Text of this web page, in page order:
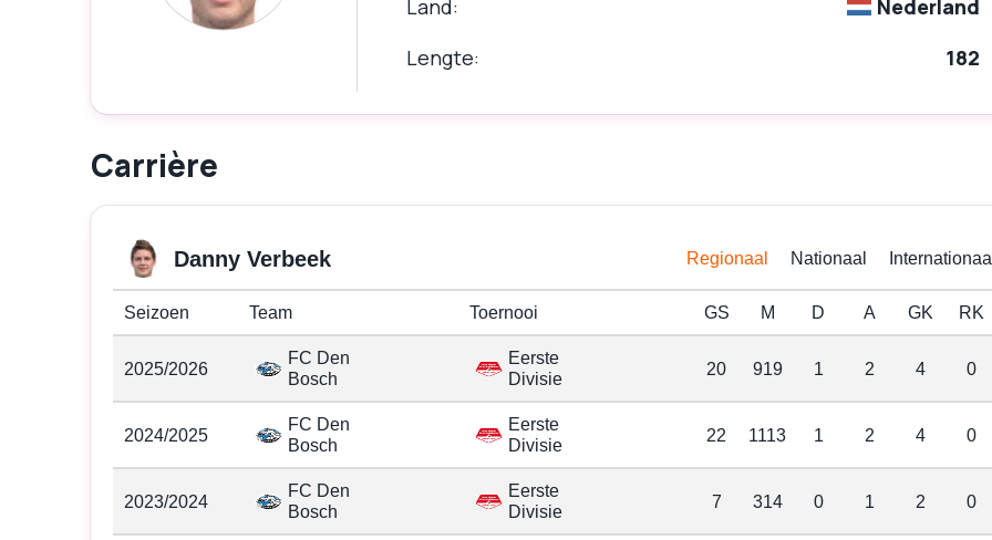
Land
Nederland
Lengte
182
Carrière
Danny Verbeek Regionaal Nationaal
Seizoen Team Toernooi GS M D A GK RK
2025/2026
FC Den
Bosch
Eerste
Divisie
20 919 1 2 4 0
2024/2025
FC Den
Bosch
Eerste
Divisie
22 1113 1 2 4 0
2023/2024
FC Den
Bosch
Eerste
Divisie
7 314 0 1 2 0